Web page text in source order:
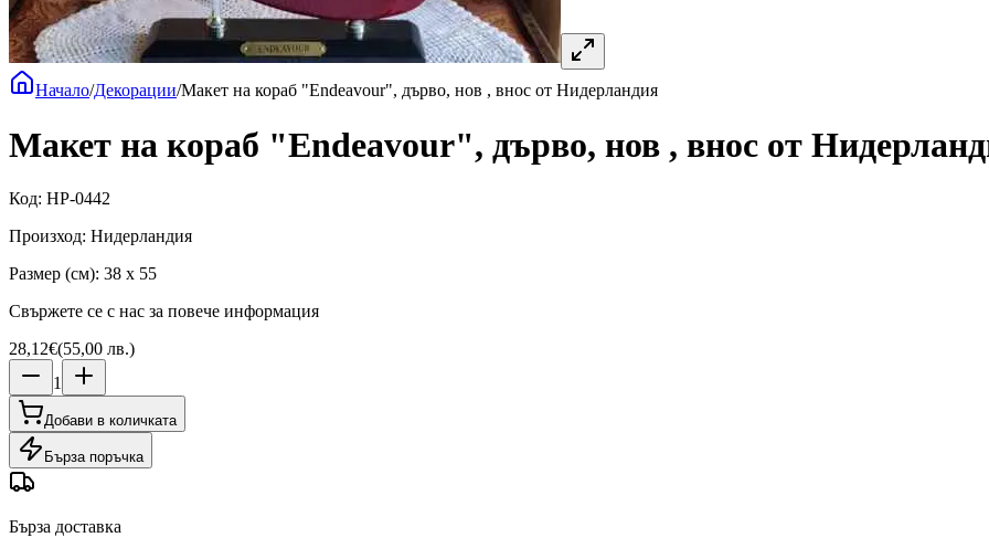
Начало/Декорации/Макет на кораб "Endeavour", дърво, нов , внос от Нидерландия
Макет на кораб "Endeavour", дърво, нов , внос от
Код: HP-0442
Произход: Нидерландия
Размер (см): 38 x 55
Свържете се с нас за повече информация
28,12€(55,00 лв.)
1
Добави в количката
Бърза поръчка
Бърза доставка